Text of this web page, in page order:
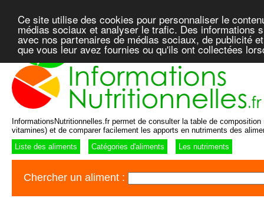
Ce site utilise des cookies pour personnaliser le
médias sociaux et analyser le trafic. Des informations
avec nos partenaires de médias sociaux, de publicité
que vous leur avez fournies ou qu'ils ont collectées
InformationsNutritionnelles.fr permet de consulter la table de
vitamines) et de comparer facilement les apports en nutriments des
Liste des aliments
Catégories d'aliments Les nutriments
Chercher un aliment :